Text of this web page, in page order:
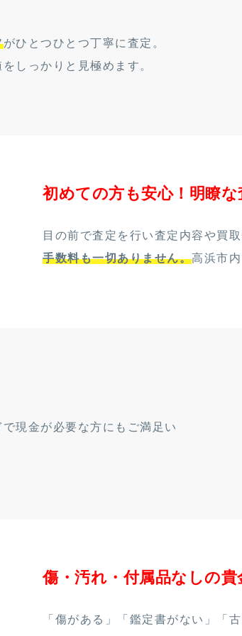
がひとつひとつ丁寧に査定。
しっかりと見極めます。
初めての方も安心！明瞭な
目の前で査定を行い査定内容や買
手数料も一切ありません。高浜市
現金が必要な方にもご満足い
傷・汚れ・付属品なしの
「傷がある」「鑑定書がない」「